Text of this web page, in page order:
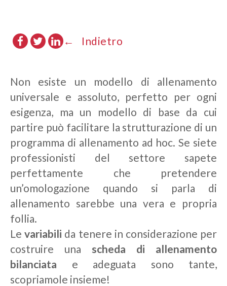
Indietro
Non esiste un modello di allenamento
universale e assoluto, perfetto per ogni
esigenza, ma un modello di base da cui
partire può facilitare la strutturazione di un
programma di allenamento ad hoc. Se siete
professionisti del settore sapete
perfettamente che pretendere
un’omologazione quando si parla di
allenamento sarebbe una vera e propria
follia.
Le variabili da tenere in considerazione per
costruire una scheda di allenamento
bilanciata e adeguata sono tante,
scopriamole insieme!